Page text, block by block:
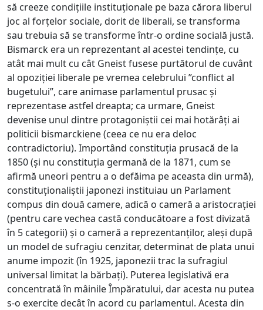
să creeze condițiile instituționale pe baza cărora liberul
joc al forțelor sociale, dorit de liberali, se transforma
sau trebuia să se transforme într-o ordine socială justă.
Bismarck era un reprezentant al acestei tendințe, cu
atât mai mult cu cât Gneist fusese purtătorul de cuvânt
al opoziției liberale pe vremea celebrului ”conflict al
bugetului”, care animase parlamentul prusac și
reprezentase astfel dreapta; ca urmare, Gneist
devenise unul dintre protagoniștii cei mai hotărâți ai
politicii bismarckiene (ceea ce nu era deloc
contradictoriu). Importând constituția prusacă de la
1850 (și nu constituția germană de la 1871, cum se
afirmă uneori pentru a o defăima pe aceasta din urmă),
constituționaliștii japonezi instituiau un Parlament
compus din două camere, adică o cameră a aristocrației
(pentru care vechea castă conducătoare a fost divizată
în 5 categorii) și o cameră a reprezentanților, aleși după
un model de sufragiu cenzitar, determinat de plata unui
anume impozit (în 1925, japonezii trac la sufragiul
universal limitat la bărbați). Puterea legislativă era
concentrată în mâinile Împăratului, dar acesta nu putea
s-o exercite decât în acord cu parlamentul. Acesta din